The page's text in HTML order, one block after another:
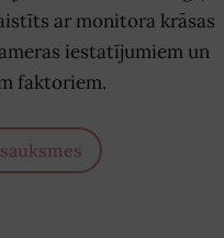
ar monitora krāsas
iestatījumiem un
faktoriem.